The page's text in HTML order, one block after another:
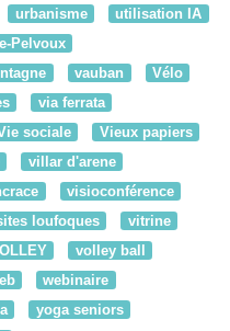
urbanisme
utilisation IA
Pelvoux
vauban
Vélo
via ferrata
sociale
Vieux papiers
villar d'arene
visioconférence
loufoques
vitrine
volley ball
webinaire
yoga seniors